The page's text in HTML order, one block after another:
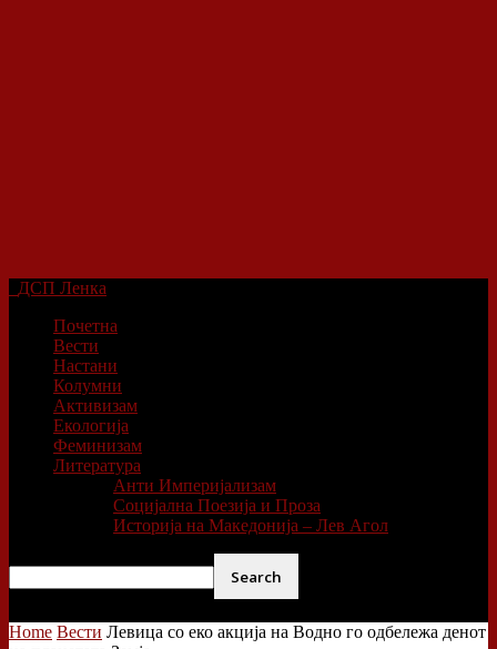
ДСП Ленка
Почетна
Вести
Настани
Колумни
Активизам
Екологија
Феминизам
Литература
Анти Империјализам
Социјална Поезија и Проза
Историја на Македонија – Лев Агол
Home Вести Левица со еко акција на Водно го одбележа денот